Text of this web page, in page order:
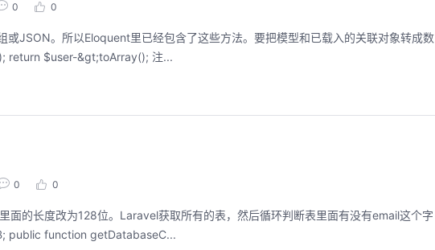
0 0
JSON。所以Eloquent里已经包含了这些方法。要把模型和已载入的关联对象转成数
return $user-&gt;toArray(); 注...
0 0
面的长度改为128位。Laravel获取所有的表，然后循环判断表里面有没有email这个字
DB; public function getDatabaseC...